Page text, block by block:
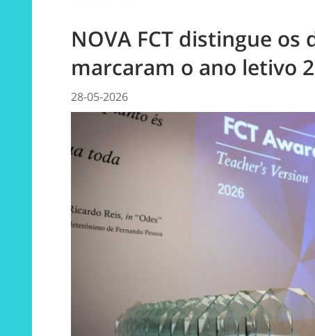
NOVA FCT distingue os
marcaram o ano letivo
28-05-2026